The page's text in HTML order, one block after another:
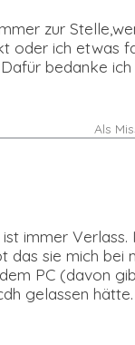
zur
oder ich etwas
bedanke ich
Als
immer Verlass.
das sie mich bei
PC (davon
gelassen